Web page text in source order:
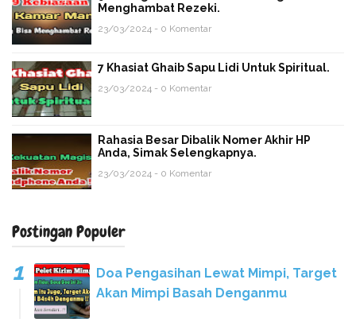
Menghambat Rezeki.
23/03/2024 - 0 Komentar
7 Khasiat Ghaib Sapu Lidi Untuk Spiritual.
23/03/2024 - 0 Komentar
Rahasia Besar Dibalik Nomer Akhir HP
Anda, Simak Selengkapnya.
23/03/2024 - 0 Komentar
Postingan Populer
Doa Pengasihan Lewat Mimpi, Target
Akan Mimpi Basah Denganmu